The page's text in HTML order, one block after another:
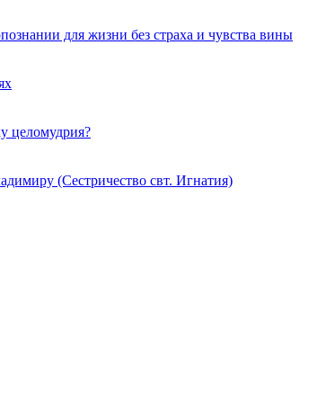
для жизни без страха и чувства вины
целомудрия?
(Сестричество свт. Игнатия)